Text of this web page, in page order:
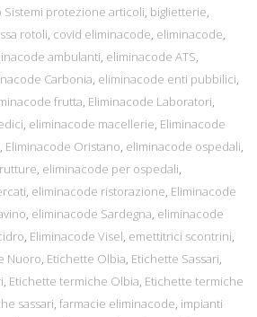
Sistemi protezione articoli, biglietterie,
rotoli, covid eliminacode, eliminacode,
ambulanti, eliminacode ATS,
Carbonia, eliminacode enti pubbilici,
frutta, Eliminacode Laboratori,
, eliminacode macellerie, Eliminacode
, Eliminacode Oristano, eliminacode ospedali,
, eliminacode per ospedali,
, eliminacode ristorazione, Eliminacode
, eliminacode Sardegna, eliminacode
, Eliminacode Visel, emettitrici scontrini,
Nuoro, Etichette Olbia, Etichette Sassari,
, Etichette termiche Olbia, Etichette termiche
sassari, farmacie eliminacode, impianti